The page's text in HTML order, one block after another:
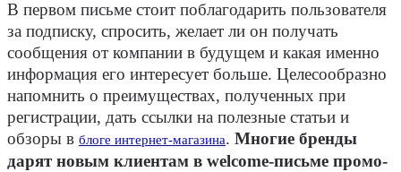
В первом письме стоит поблагодарить пользователя
за подписку, спросить, желает ли он получать
сообщения от компании в будущем и какая именно
информация его интересует больше. Целесообразно
напомнить о преимуществах, полученных при
регистрации, дать ссылки на полезные статьи и
обзоры в блоге интернет-магазина. Многие бренды
дарят новым клиентам в welcome-письме промо-